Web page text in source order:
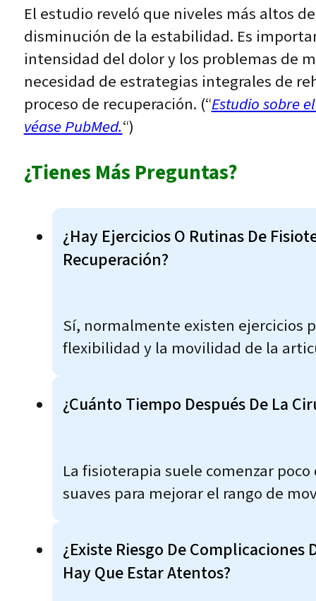
El estudio reveló que niveles más altos
disminución de la estabilidad. Es
intensidad del dolor y los problemas de
necesidad de estrategias integrales de
proceso de recuperación. (“Estudio sobre
véase PubMed.“)
¿Tienes Más Preguntas?
¿Hay Ejercicios O Rutinas De
Recuperación?
Sí, normalmente existen ejercicios
flexibilidad y la movilidad de la
¿Cuánto Tiempo Después De La
La fisioterapia suele comenzar
suaves para mejorar el rango de
¿Existe Riesgo De Complicaciones
Hay Que Estar Atentos?